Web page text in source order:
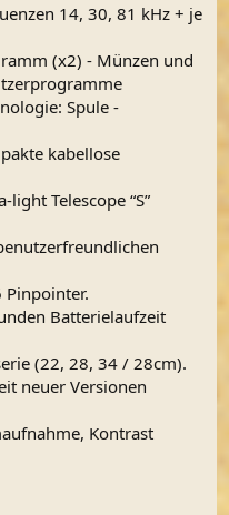
14, 30, 81 kHz + je
(x2) - Münzen und
Spule -
kabellose
Telescope “S”
Batterielaufzeit
(22, 28, 34 / 28cm).
neuer Versionen
Kontrast